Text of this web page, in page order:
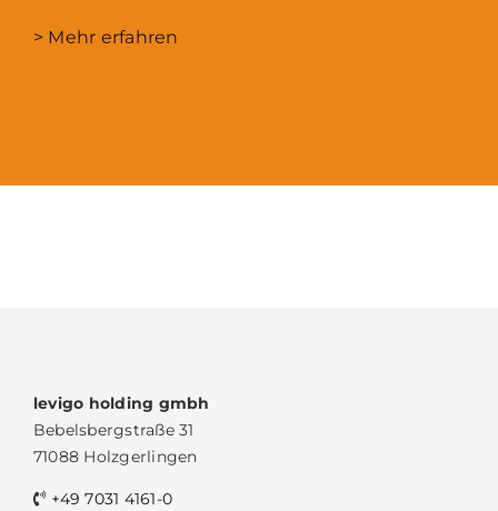
> Mehr erfahren
levigo holding gmbh
Bebelsbergstraße 31
71088 Holzgerlingen
+49 7031 4161-0